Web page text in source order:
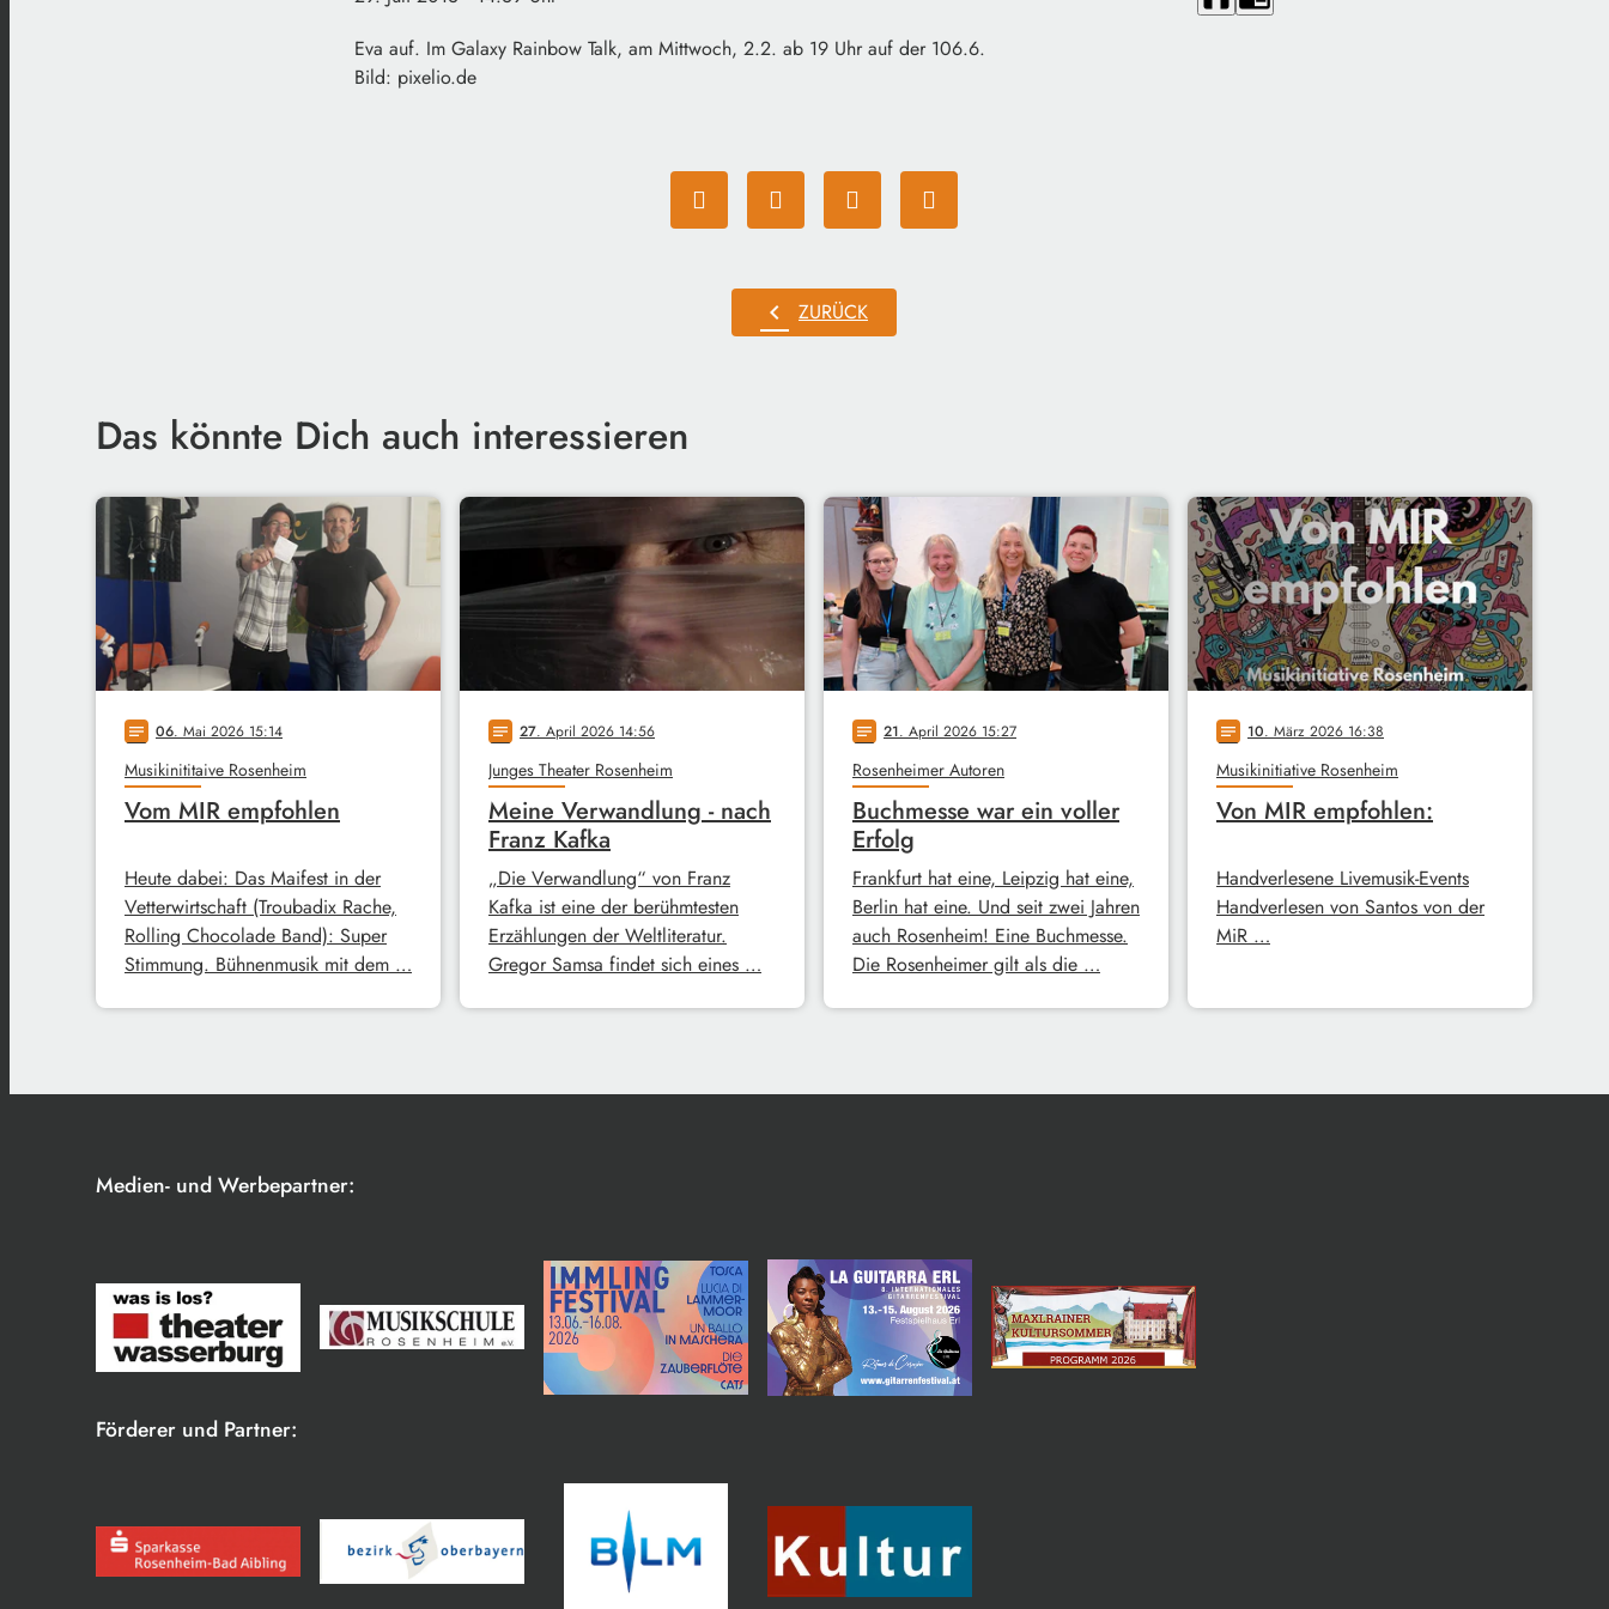
Eva auf. Im Galaxy Rainbow Talk, am Mittwoch, 2.2. ab 19 Uhr auf der 106.6.
Bild: pixelio.de
chevron_left ZURÜCK
Das könnte Dich auch interessieren
notes 06. Mai 2026 15:14
Musikinititaive Rosenheim
Vom MIR empfohlen
Heute dabei: Das Maifest in der
Vetterwirtschaft (Troubadix Rache,
Rolling Chocolade Band): Super
Stimmung. Bühnenmusik mit dem …
notes 27. April 2026 14:56
Junges Theater Rosenheim
Meine Verwandlung - nach
Franz Kafka
„Die Verwandlung“ von Franz
Kafka ist eine der berühmtesten
Erzählungen der Weltliteratur.
Gregor Samsa findet sich eines …
notes 21. April 2026 15:27
Rosenheimer Autoren
Buchmesse war ein voller
Erfolg
Frankfurt hat eine, Leipzig hat eine,
Berlin hat eine. Und seit zwei Jahren
auch Rosenheim! Eine Buchmesse.
Die Rosenheimer gilt als die …
notes 10. März 2026 16:38
Musikinitiative Rosenheim
Von MIR empfohlen:
Handverlesene Livemusik-Events
Handverlesen von Santos von der
MiR …
Medien- und Werbepartner:
Förderer und Partner: